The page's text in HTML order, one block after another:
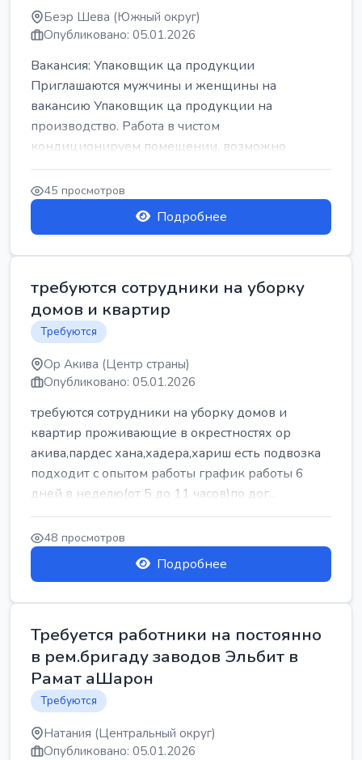
Беэр Шева (Южный округ)
Опубликовано: 05.01.2026
Вакансия: Упаковщик ца продукции
Приглашаются мужчины и женщины на
вакансию Упаковщик ца продукции на
производство. Работа в чистом
кондиционируем помещении, возможно
работать сидя. Работа с воскресен...
45 просмотров
Подробнее
требуются сотрудники на уборку
домов и квартир
Требуются
Ор Акива (Центр страны)
Опубликовано: 05.01.2026
требуются сотрудники на уборку домов и
квартир проживающие в окрестностях ор
акива,пардес хана,хадера,хариш есть подвозка
подходит с опытом работы график работы 6
дней в неделю(от 5 до 11 часов)по дог...
48 просмотров
Подробнее
Требуется работники на постоянно
в рем.бригаду заводов Эльбит в
Рамат аШарон
Требуются
Натания (Центральный округ)
Опубликовано: 05.01.2026